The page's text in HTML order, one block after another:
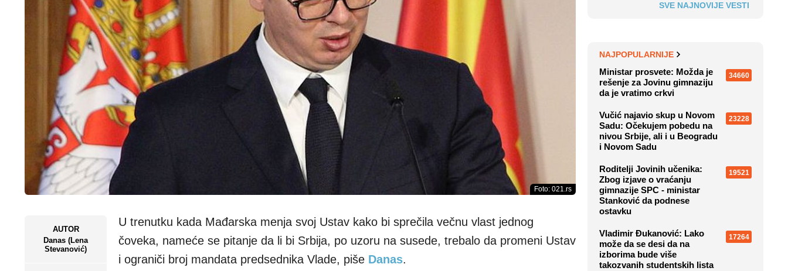
AUTOR
Danas (Lena
Stevanović)
Foto: 021.rs
U trenutku kada Mađarska menja svoj Ustav kako bi sprečila večnu vlast jednog
čoveka, nameće se pitanje da li bi Srbija, po uzoru na susede, trebalo da promeni Ustav
i ograniči broj mandata predsednika Vlade, piše Danas.
SVE NAJNOVIJE VESTI
NAJPOPULARNIJE
Ministar prosvete: Možda je
rešenje za Jovinu gimnaziju
da je vratimo crkvi
34660
Vučić najavio skup u Novom
Sadu: Očekujem pobedu na
nivou Srbije, ali i u Beogradu
i Novom Sadu
23228
Roditelji Jovinih učenika:
Zbog izjave o vraćanju
gimnazije SPC - ministar
Stanković da podnese
ostavku
19521
Vladimir Đukanović: Lako
može da se desi da na
izborima bude više
takozvanih studentskih lista
17264